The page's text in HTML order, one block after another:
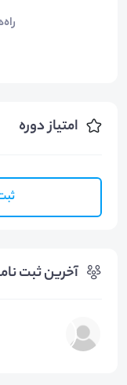
امتیاز دوره
آخرین ثبت